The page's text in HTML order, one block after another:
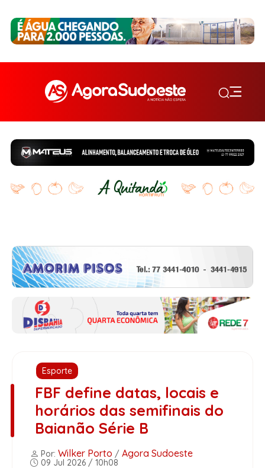
Esporte
FBF define datas, locais e
horários das semifinais do
Baianão Série B
Por: Wilker Porto / Agora Sudoeste
09 Jul 2026 / 10h08